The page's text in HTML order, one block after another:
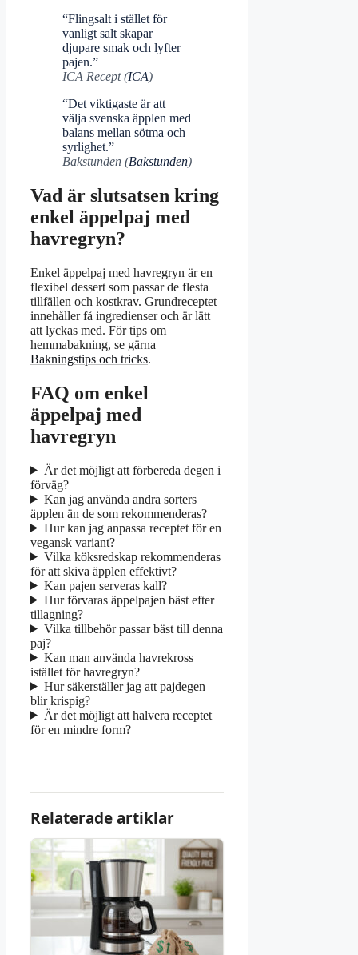
“Flingsalt i stället för
vanligt salt skapar
djupare smak och lyfter
pajen.”
ICA Recept (ICA)
“Det viktigaste är att
välja svenska äpplen med
balans mellan sötma och
syrlighet.”
Bakstunden (Bakstunden)
Vad är slutsatsen kring
enkel äppelpaj med
havregryn?
Enkel äppelpaj med havregryn är en
flexibel dessert som passar de flesta
tillfällen och kostkrav. Grundreceptet
innehåller få ingredienser och är lätt
att lyckas med. För tips om
hemmabakning, se gärna
Bakningstips och tricks.
FAQ om enkel
äppelpaj med
havregryn
Är det möjligt att förbereda degen i
förväg?
Kan jag använda andra sorters
äpplen än de som rekommenderas?
Hur kan jag anpassa receptet för en
vegansk variant?
Vilka köksredskap rekommenderas
för att skiva äpplen effektivt?
Kan pajen serveras kall?
Hur förvaras äppelpajen bäst efter
tillagning?
Vilka tillbehör passar bäst till denna
paj?
Kan man använda havrekross
istället för havregryn?
Hur säkerställer jag att pajdegen
blir krispig?
Är det möjligt att halvera receptet
för en mindre form?
Relaterade artiklar